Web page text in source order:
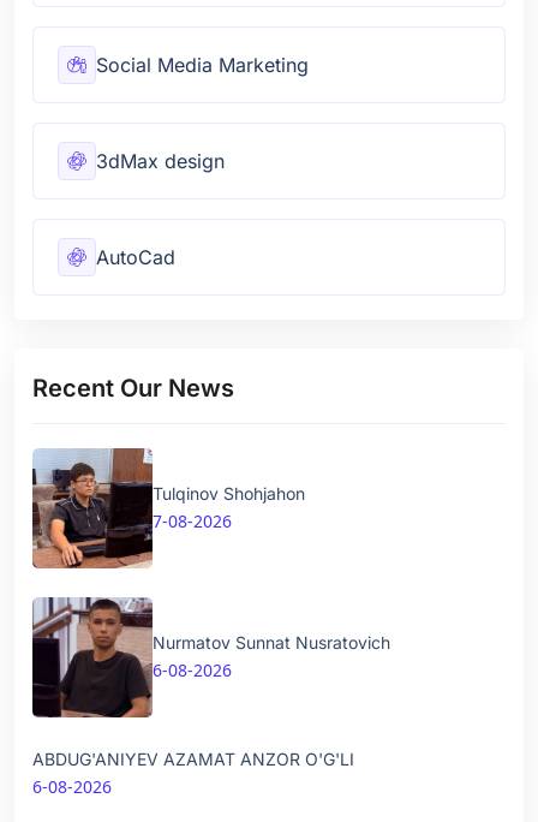
Social Media Marketing
3dMax design
AutoCad
Recent Our News
Tulqinov Shohjahon
7-08-2026
Nurmatov Sunnat Nusratovich
6-08-2026
ABDUG'ANIYEV AZAMAT ANZOR O'G'LI
6-08-2026